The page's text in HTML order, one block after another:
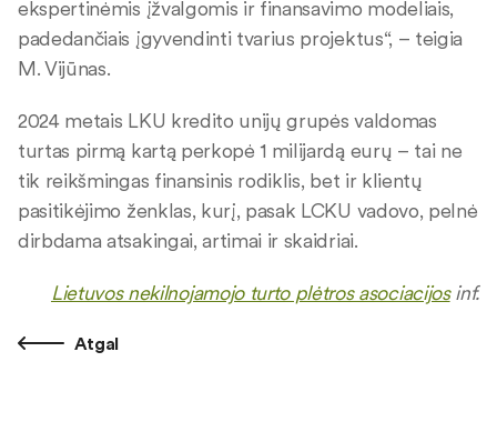
ekspertinėmis įžvalgomis ir finansavimo modeliais,
padedančiais įgyvendinti tvarius projektus“, – teigia
M. Vijūnas.
2024 metais LKU kredito unijų grupės valdomas
turtas pirmą kartą perkopė 1 milijardą eurų – tai ne
tik reikšmingas finansinis rodiklis, bet ir klientų
pasitikėjimo ženklas, kurį, pasak LCKU vadovo, pelnė
dirbdama atsakingai, artimai ir skaidriai.
Lietuvos nekilnojamojo turto plėtros asociacijosinf.
Atgal